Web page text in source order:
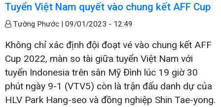
Tuyển Việt Nam quyết vào chung kết AFF Cup
Tường Phước | 09/01/2023 - 12:49
Không chỉ xác định đội đoạt vé vào chung kết AFF
Cup 2022, màn so tài giữa tuyển Việt Nam với
tuyển Indonesia trên sân Mỹ Đình lúc 19 giờ 30
phút ngày 9-1 (VTV5) còn là trận đấu danh dự của
HLV Park Hang-seo và đồng nghiệp Shin Tae-yong.